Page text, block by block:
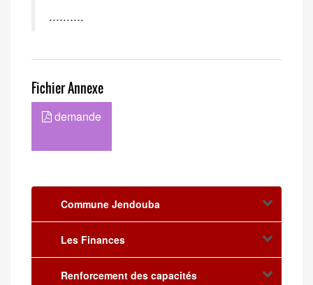
..........
Fichier Annexe
demande
Commune Jendouba
Les Finances
Renforcement des capacités